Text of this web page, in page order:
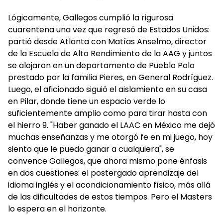
Lógicamente, Gallegos cumplió la rigurosa
cuarentena una vez que regresó de Estados Unidos:
partió desde Atlanta con Matías Anselmo, director
de la Escuela de Alto Rendimiento de la AAG y juntos
se alojaron en un departamento de Pueblo Polo
prestado por la familia Pieres, en General Rodríguez.
Luego, el aficionado siguió el aislamiento en su casa
en Pilar, donde tiene un espacio verde lo
suficientemente amplio como para tirar hasta con
el hierro 9. "Haber ganado el LAAC en México me dejó
muchas enseñanzas y me otorgó fe en mi juego, hoy
siento que le puedo ganar a cualquiera", se
convence Gallegos, que ahora mismo pone énfasis
en dos cuestiones: el postergado aprendizaje del
idioma inglés y el acondicionamiento físico, más allá
de las dificultades de estos tiempos. Pero el Masters
lo espera en el horizonte.